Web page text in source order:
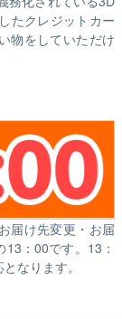
たクレジットカー
物をしていただけ
届け先変更・お届
：00です。13：
なります。